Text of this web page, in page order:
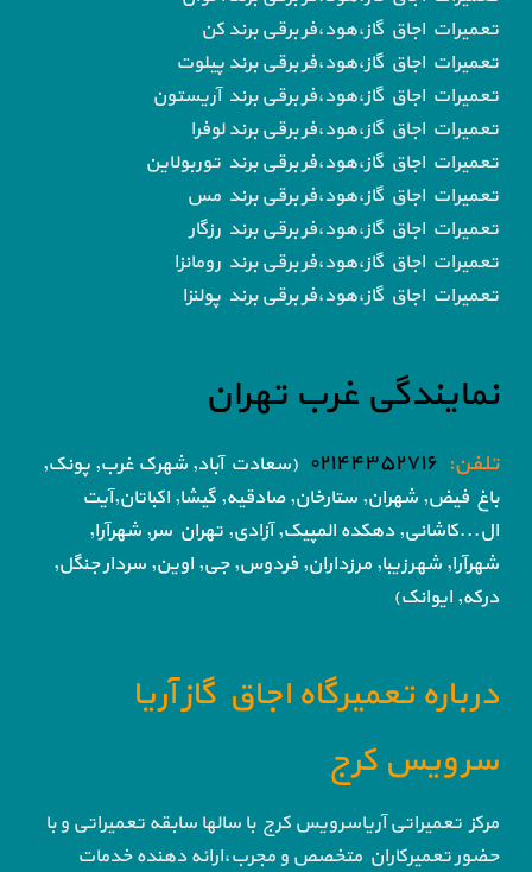
تعمیرات اجاق گاز،هود،فر برقی برند کن
تعمیرات اجاق گاز،هود،فر برقی برند پیلوت
تعمیرات اجاق گاز،هود،فر برقی برند آریستون
تعمیرات اجاق گاز،هود،فر برقی برند لوفرا
تعمیرات اجاق گاز،هود،فر برقی برند توربولاین
تعمیرات اجاق گاز،هود،فر برقی برند مس
تعمیرات اجاق گاز،هود،فر برقی برند رزگار
تعمیرات اجاق گاز،هود،فر برقی برند رومانزا
تعمیرات اجاق گاز،هود،فر برقی برند پولنزا
نمایندگی غرب تهران
تلفن: ۰۲۱۴۴۳۵۲۷۱۶ (سعادت آباد, شهرک غرب, پونک,
باغ فیض, شهران, ستارخان, صادقیه, گیشا, اکباتان,آیت
ال...کاشانی, دهکده المپیک, آزادی, تهران سر, شهرآرا,
شهرآرا, شهرزیبا, مرزداران, فردوس, جی, اوین, سردار جنگل,
درکه, ایوانک)
درباره تعمیرگاه اجاق گاز آریا
سرویس کرج
مرکز تعمیراتی آریاسرویس کرج با سالها سابقه تعمیراتی و با
حضور تعمیرکاران متخصص و مجرب،ارائه دهنده خدمات